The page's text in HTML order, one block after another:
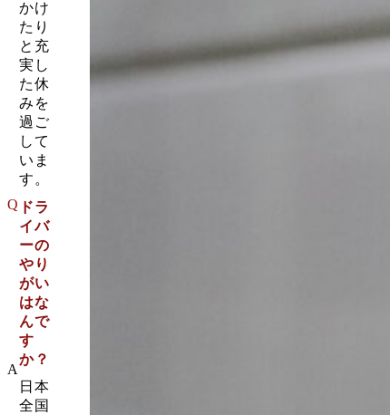
かけ
たり
と充
実し
た休
みを
過ご
して
いま
す。
Q ドラ
イバ
ーの
やり
がい
はな
んで
す
か？
A
日本
全国